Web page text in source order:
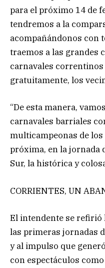
para el próximo 14 de
tendremos a la
acompañándonos con
traemos a las grandes
carnavales
gratuitamente, los
“De esta manera,
carnavales barriales
multicampeonas de los
próxima, en la jornada
Sur, la histórica y
CORRIENTES, UN
El intendente se refirió
las primeras jornadas
y al impulso que
con espectáculos